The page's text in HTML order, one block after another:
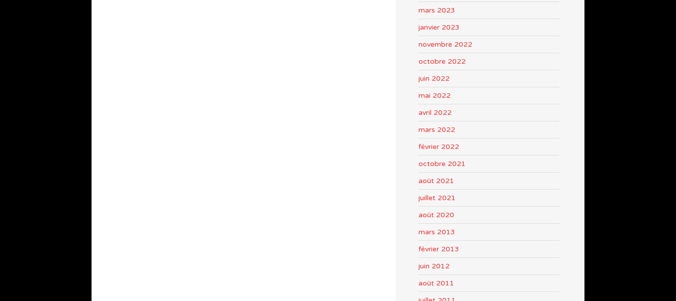
mars 2023
janvier 2023
novembre 2022
octobre 2022
juin 2022
mai 2022
avril 2022
mars 2022
février 2022
octobre 2021
août 2021
juillet 2021
août 2020
mars 2013
février 2013
juin 2012
août 2011